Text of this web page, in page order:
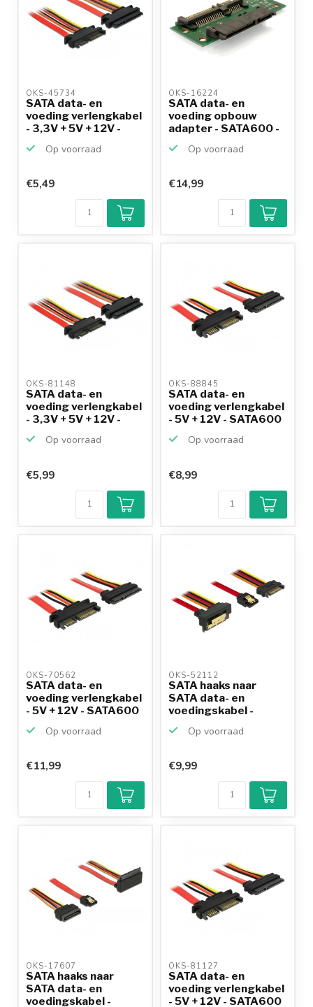
OKS-45734
SATA data- en
voeding verlengkabel
- 3,3V + 5V + 12V -
Op voorraad
€5,49
OKS-16224
SATA data- en
voeding opbouw
adapter - SATA600 -
Op voorraad
€14,99
OKS-81148
SATA data- en
voeding verlengkabel
- 3,3V + 5V + 12V -
Op voorraad
€5,99
OKS-88845
SATA data- en
voeding verlengkabel
- 5V + 12V - SATA600
Op voorraad
€8,99
OKS-70562
SATA data- en
voeding verlengkabel
- 5V + 12V - SATA600
Op voorraad
€11,99
OKS-52112
SATA haaks naar
SATA data- en
voedingskabel -
Op voorraad
€9,99
OKS-17607
SATA haaks naar
SATA data- en
voedingskabel -
OKS-81127
SATA data- en
voeding verlengkabel
- 5V + 12V - SATA600